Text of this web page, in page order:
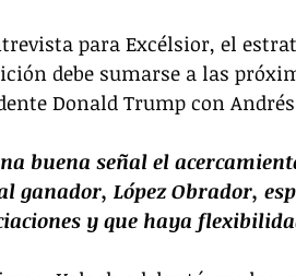
para Excélsior, el
debe sumarse a las
Donald Trump con
buena señal el
ganador, López Obrador,
y que haya